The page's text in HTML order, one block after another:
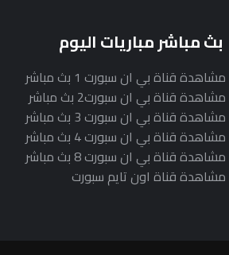
بث مباشر مباريات اليوم
مشاهدة قناة بي ان سبورت 1 بث مباشر
مشاهدة قناة بي ان سبورت2 بث مباشر
مشاهدة قناة بي ان سبورت 3 بث مباشر
مشاهدة قناة بي ان سبورت 4 بث مباشر
مشاهدة قناة بي ان سبورت 8 بث مباشر
مشاهدة قناة اون تايم سبورت